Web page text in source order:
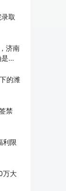
取
济南
底
的潍
禁
利限
万大